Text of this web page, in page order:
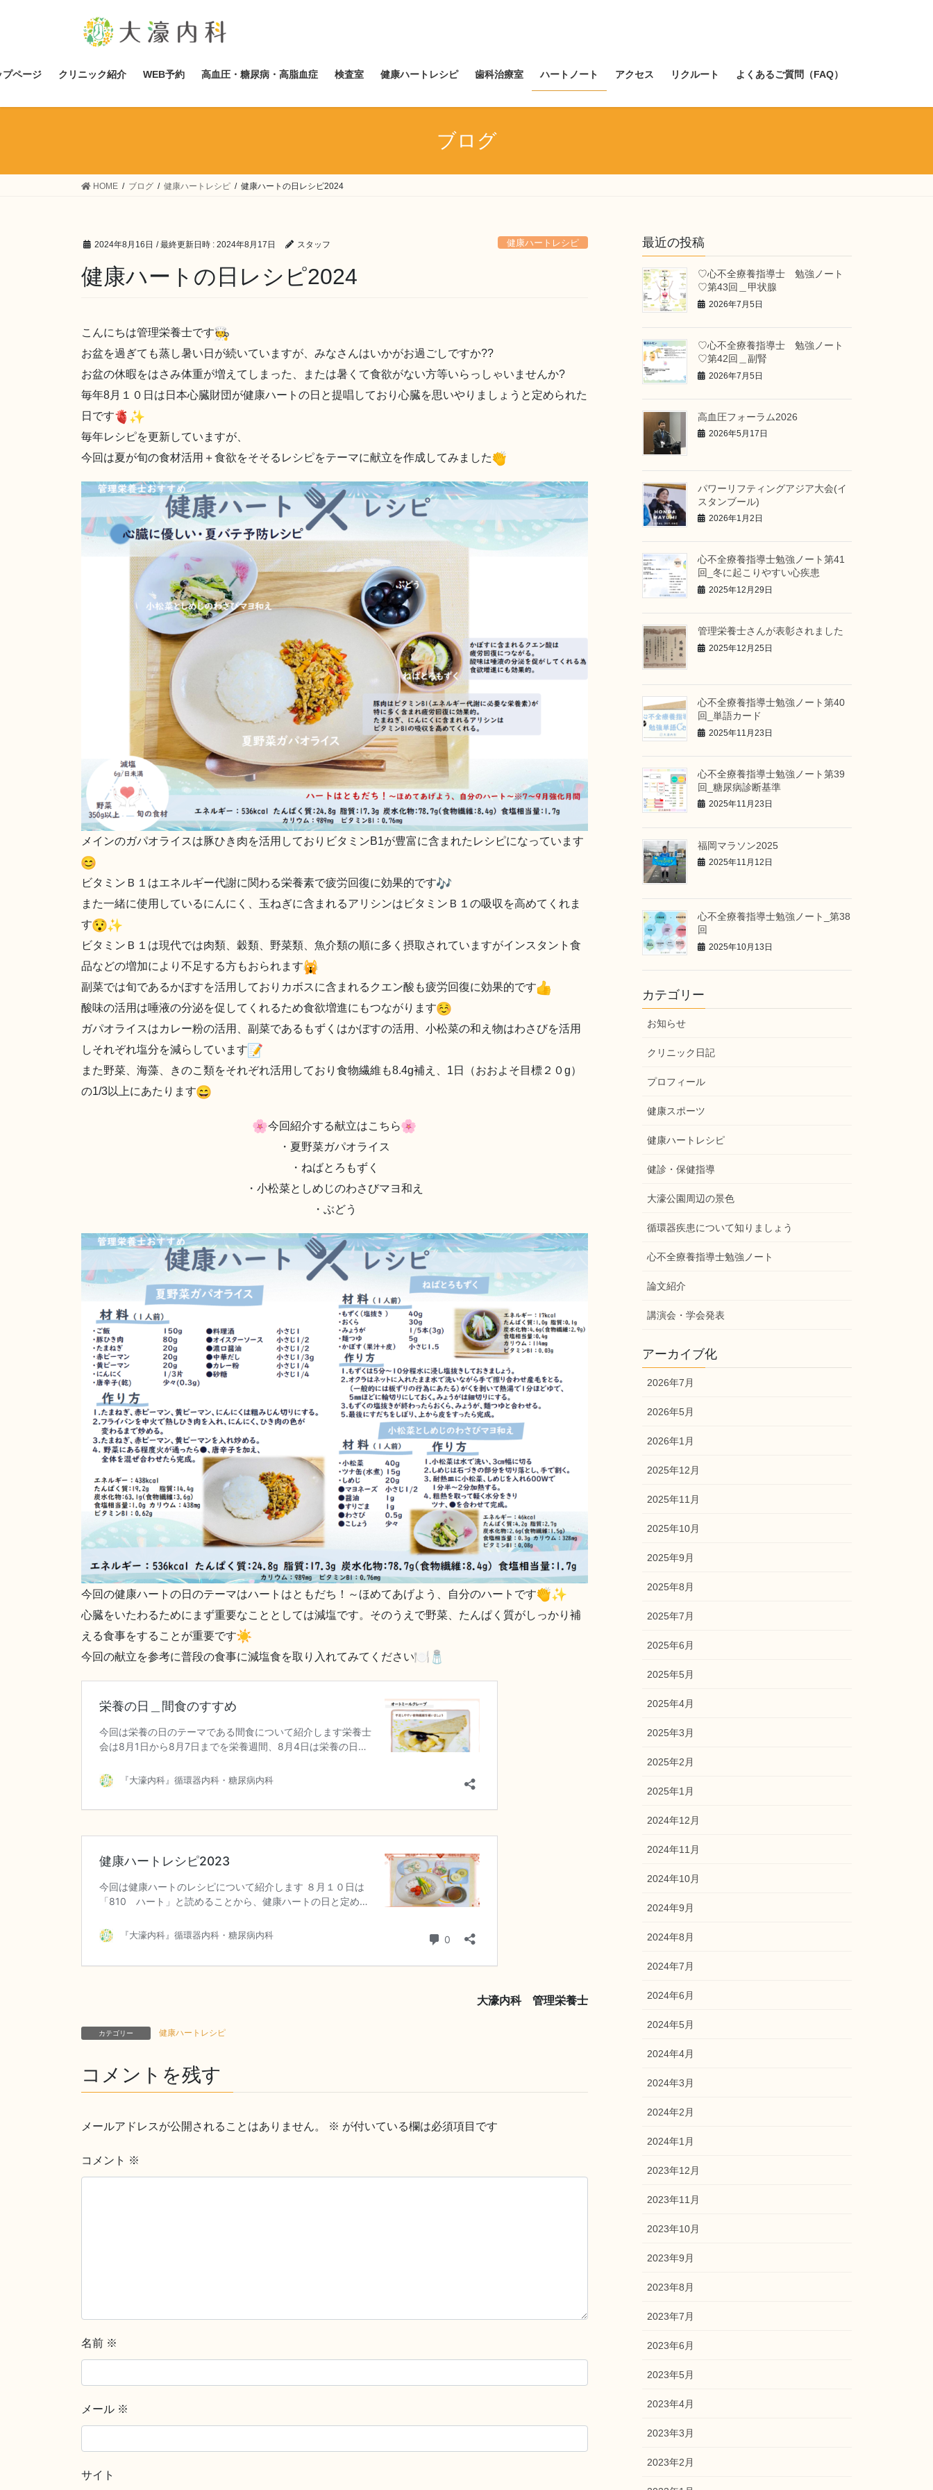
ツ
ス
シ
ン
プページ クリニック紹介 WEB予約 高血圧・糖尿病・高脂血症 検査室 健康ハートレシピ 歯科治療室 ハートノート アクセス リクルート よくあるご質問（FAQ）
ブログ
HOME ブログ 健康ハートレシピ 健康ハートの日レシピ2024
2024年8月16日 / 最終更新日時 : 2024年8月17日 スタッフ 健康ハートレシピ
健康ハートの日レシピ2024
こんにちは管理栄養士です
お盆を過ぎても蒸し暑い日が続いていますが、みなさんはいかがお過ごしですか??
お盆の休暇をはさみ体重が増えてしまった、または暑くて食欲がない方等いらっしゃいませんか?
毎年8月１０日は日本心臓財団が健康ハートの日と提唱しており心臓を思いやりましょうと定められた
日です
毎年レシピを更新していますが、
今回は夏が旬の食材活用＋食欲をそそるレシピをテーマに献立を作成してみました
メインのガパオライスは豚ひき肉を活用しておりビタミンB1が豊富に含まれたレシピになっています
ビタミンＢ１はエネルギー代謝に関わる栄養素で疲労回復に効果的です
また一緒に使用しているにんにく、玉ねぎに含まれるアリシンはビタミンＢ１の吸収を高めてくれま
す
ビタミンＢ１は現代では肉類、穀類、野菜類、魚介類の順に多く摂取されていますがインスタント食
品などの増加により不足する方もおられます
副菜では旬であるかぼすを活用しておりカボスに含まれるクエン酸も疲労回復に効果的です
酸味の活用は唾液の分泌を促してくれるため食欲増進にもつながります
ガパオライスはカレー粉の活用、副菜であるもずくはかぼすの活用、小松菜の和え物はわさびを活用
しそれぞれ塩分を減らしています
また野菜、海藻、きのこ類をそれぞれ活用しており食物繊維も8.4g補え、1日（おおよそ目標２０g）
の1/3以上にあたります
今回紹介する献立はこちら
・夏野菜ガパオライス
・ねばとろもずく
・小松菜としめじのわさびマヨ和え
・ぶどう
今回の健康ハートの日のテーマはハートはともだち！～ほめてあげよう、自分のハートです
心臓をいたわるためにまず重要なこととしては減塩です。そのうえで野菜、たんぱく質がしっかり補
える食事をすることが重要です
今回の献立を参考に普段の食事に減塩食を取り入れてみてください
大濠内科 管理栄養士
カテゴリー 健康ハートレシピ
コメントを残す
メールアドレスが公開されることはありません。 ※ が付いている欄は必須項目です
コメント ※
名前 ※
メール ※
サイト
最近の投稿
♡心不全療養指導士 勉強ノート
♡第43回＿甲状腺
2026年7月5日
♡心不全療養指導士 勉強ノート
♡第42回＿副腎
2026年7月5日
高血圧フォーラム2026
2026年5月17日
パワーリフティングアジア大会(イ
スタンブール)
2026年1月2日
心不全療養指導士勉強ノート第41
回_冬に起こりやすい心疾患
2025年12月29日
管理栄養士さんが表彰されました
2025年12月25日
心不全療養指導士勉強ノート第40
回_単語カード
2025年11月23日
心不全療養指導士勉強ノート第39
回_糖尿病診断基準
2025年11月23日
福岡マラソン2025
2025年11月12日
心不全療養指導士勉強ノート_第38
回
2025年10月13日
カテゴリー
お知らせ
クリニック日記
プロフィール
健康スポーツ
健康ハートレシピ
健診・保健指導
大濠公園周辺の景色
循環器疾患について知りましょう
心不全療養指導士勉強ノート
論文紹介
講演会・学会発表
アーカイブ化
2026年7月
2026年5月
2026年1月
2025年12月
2025年11月
2025年10月
2025年9月
2025年8月
2025年7月
2025年6月
2025年5月
2025年4月
2025年3月
2025年2月
2025年1月
2024年12月
2024年11月
2024年10月
2024年9月
2024年8月
2024年7月
2024年6月
2024年5月
2024年4月
2024年3月
2024年2月
2024年1月
2023年12月
2023年11月
2023年10月
2023年9月
2023年8月
2023年7月
2023年6月
2023年5月
2023年4月
2023年3月
2023年2月